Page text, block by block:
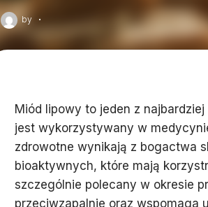
by ·
Miód lipowy to jeden z
jest wykorzystywany w
zdrowotne wynikają z bogactwa
bioaktywnych, które mają
szczególnie polecany w okresie
przeciwzapalnie oraz wspomaga